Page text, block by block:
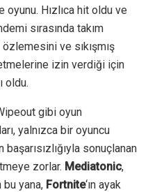
Hızlıca hit oldu ve
sırasında takım
ve sıkışmış
izin verdiği için
oldu.
gibi oyun
yalnızca bir oyuncu
başarısızlığıyla sonuçlanan
zorlar. Mediatonic,
yana, Fortnite‘ın ayak